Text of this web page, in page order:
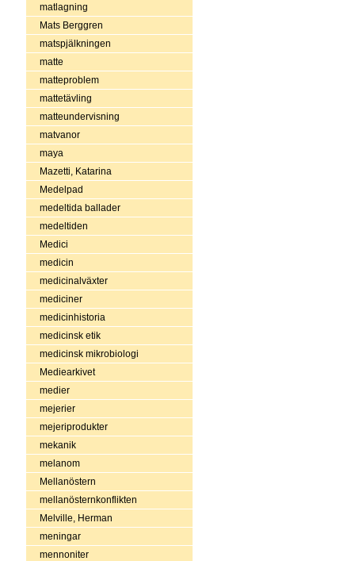
matlagning
Mats Berggren
matspjälkningen
matte
matteproblem
mattetävling
matteundervisning
matvanor
maya
Mazetti, Katarina
Medelpad
medeltida ballader
medeltiden
Medici
medicin
medicinalväxter
mediciner
medicinhistoria
medicinsk etik
medicinsk mikrobiologi
Mediearkivet
medier
mejerier
mejeriprodukter
mekanik
melanom
Mellanöstern
mellanösternkonflikten
Melville, Herman
meningar
mennoniter